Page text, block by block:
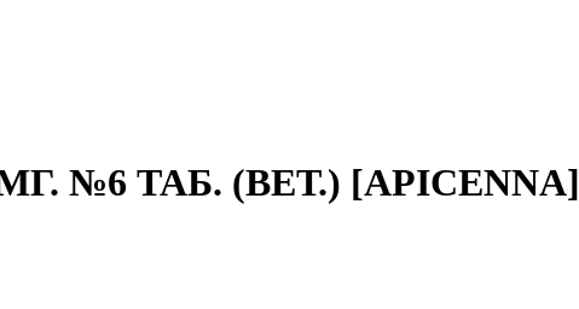
№6 ТАБ. (ВЕТ.) [APICENNA]